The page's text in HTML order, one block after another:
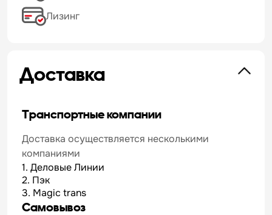
Лизинг
Доставка
Транспортные компании
Доставка осуществляется несколькими
компаниями
1. Деловые Линии
2. Пэк
3. Magic trans
Самовывоз